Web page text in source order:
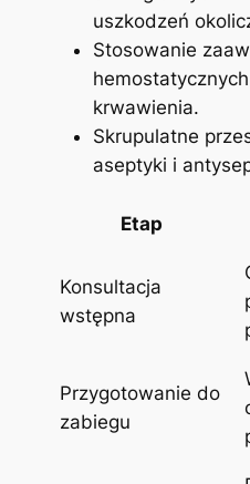
uszkodzeń
Stosowanie
krwawienia.
Skrupulatne
aseptyki i
Etap
Konsultacja⁣
wstępna
Przygotowanie do
zabiegu